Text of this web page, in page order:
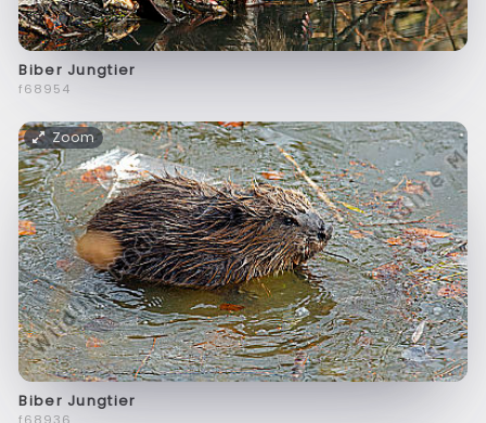
Biber Jungtier
f68954
Zoom
Biber Jungtier